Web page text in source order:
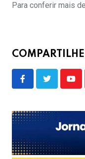
Para conferir mais